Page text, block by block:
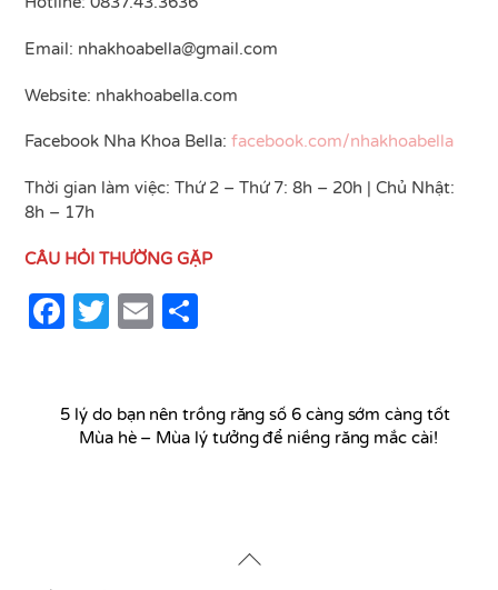
Email: nhakhoabella@gmail.com
Website: nhakhoabella.com
Facebook Nha Khoa Bella:facebook.com/nhakhoabella
Thời gian làm việc: Thứ 2 – Thứ 7: 8h – 20h | Chủ Nhật:
8h – 17h
CÂU HỎI THƯỜNG GẶP
F
e
b
T
er
E
l
e
5 lý do bạn nên trồng răng số 6 càng sớm càng tốt
Mùa hè – Mùa lý tưởng để niềng răng mắc cài!
Back